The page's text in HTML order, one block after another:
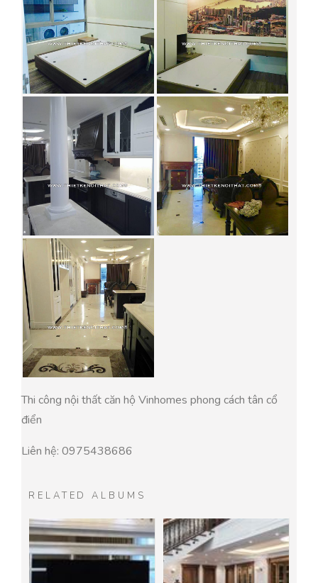
Thi công nội thất căn hộ Vinhomes phong cách tân cổ
điển
Liên hệ: 0975438686
RELATED ALBUMS